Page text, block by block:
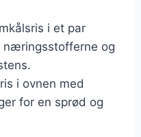
i et par
næringsstofferne og
i ovnen med
for en sprød og